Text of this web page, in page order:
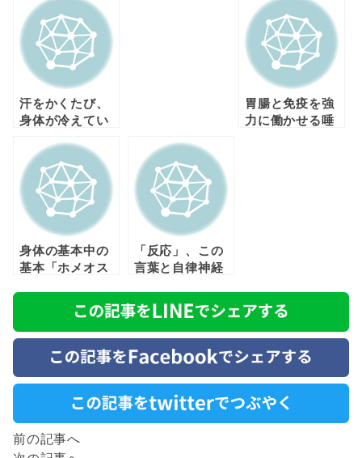
汗をかくたび、
身体が冷えてい
胃腸と免疫を強
力に働かせる唾
身体の基本中の
基本「ホメオス
「反応」、この
言葉と自律神経
て
前の記事へ